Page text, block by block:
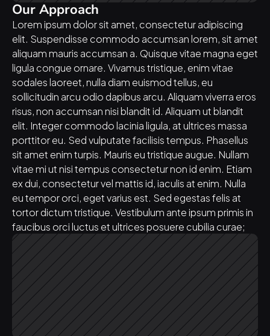
Our Approach
Lorem ipsum dolor sit amet, consectetur adipiscing
elit. Suspendisse commodo accumsan lorem, sit amet
aliquam mauris accumsan a. Quisque vitae magna eget
ligula congue ornare. Vivamus tristique, enim vitae
sodales laoreet, nulla diam euismod tellus, eu
sollicitudin arcu odio dapibus arcu. Aliquam viverra eros
risus, non accumsan nisi blandit id. Aliquam ut blandit
elit. Integer commodo lacinia ligula, at ultrices massa
porttitor eu. Sed vulputate facilisis tempus. Phasellus
sit amet enim turpis. Mauris eu tristique augue. Nullam
vitae mi ut nisi tempus consectetur non id enim. Etiam
ex dui, consectetur vel mattis id, iaculis at enim. Nulla
eu tempor orci, eget varius est. Sed egestas felis at
tortor dictum tristique. Vestibulum ante ipsum primis in
faucibus orci luctus et ultrices posuere cubilia curae;